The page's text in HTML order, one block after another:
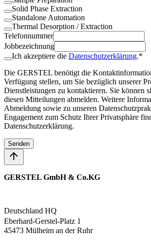
Solid Phase Extraction
Standalone Automation
Thermal Desorption / Extraction
Telefonnummer
Jobbezeichnung
Ich akzeptiere die Datenschutzerklärung.*
Die GERSTEL benötigt die
Verfügung stellen, um Sie bezüglich unserer
Dienstleistungen zu kontaktieren. Sie können
diesen Mitteilungen abmelden. Weitere
Abmeldung sowie zu unseren
Engagement zum Schutz Ihrer Privatsphäre
Datenschutzerklärung.
Senden
GERSTEL GmbH & Co.KG
Deutschland HQ
Eberhard-Gerstel-Platz 1
45473 Mülheim an der Ruhr